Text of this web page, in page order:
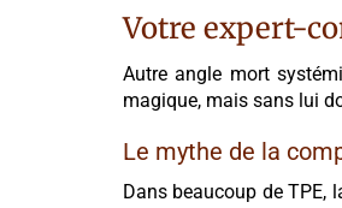
Votre expert-
Autre angle mort
magique, mais sans lui
Le mythe de la
Dans beaucoup de TPE,